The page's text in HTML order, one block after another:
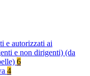
e autorizzati ai
e non dirigenti) (da
6
4